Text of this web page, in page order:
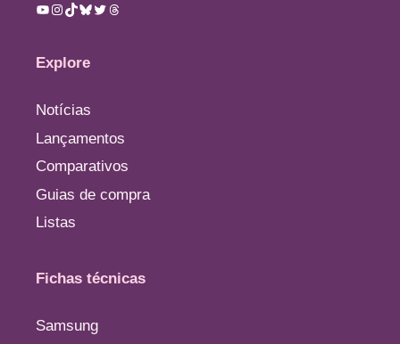
Youtube
Instagram
TikTok
Bluesky
TwitterThreads
Explore
Notícias
Lançamentos
Comparativos
Guias de compra
Listas
Fichas técnicas
Samsung